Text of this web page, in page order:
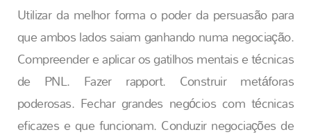
Utilizar da melhor forma o poder da persuasão para
que ambos lados saiam ganhando numa negociação.
Compreender e aplicar os gatilhos mentais e técnicas
de PNL. Fazer rapport. Construir metáforas
poderosas. Fechar grandes negócios com técnicas
eficazes e que funcionam. Conduzir negociações de